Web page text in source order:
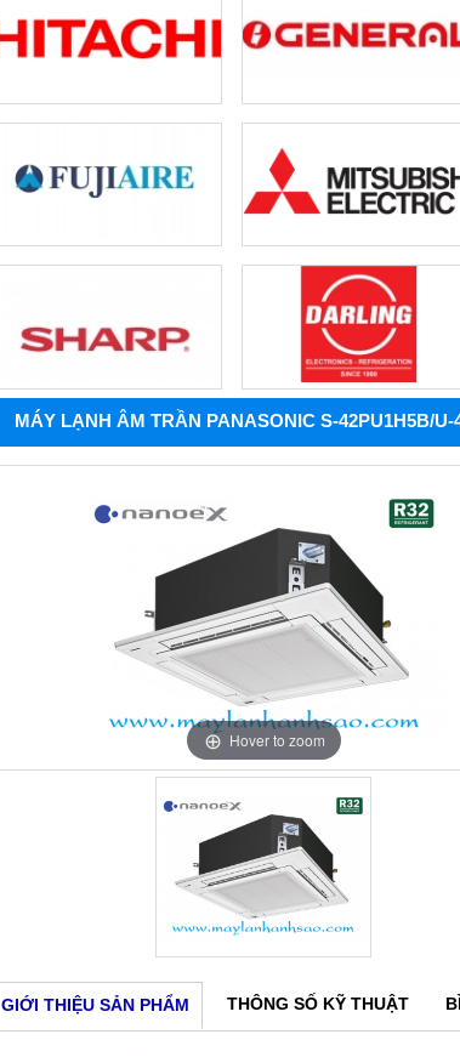
MÁY LẠNH ÂM TRẦN PANASONIC S-42PU1H5B/U-
Hover to zoom
GIỚI THIỆU SẢN PHẨM THÔNG SỐ KỸ THUẬT